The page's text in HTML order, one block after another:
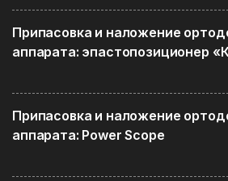
Припасовка и наложение
аппарата: эпастопозиционер
Припасовка и наложение
аппарата: Power Scope